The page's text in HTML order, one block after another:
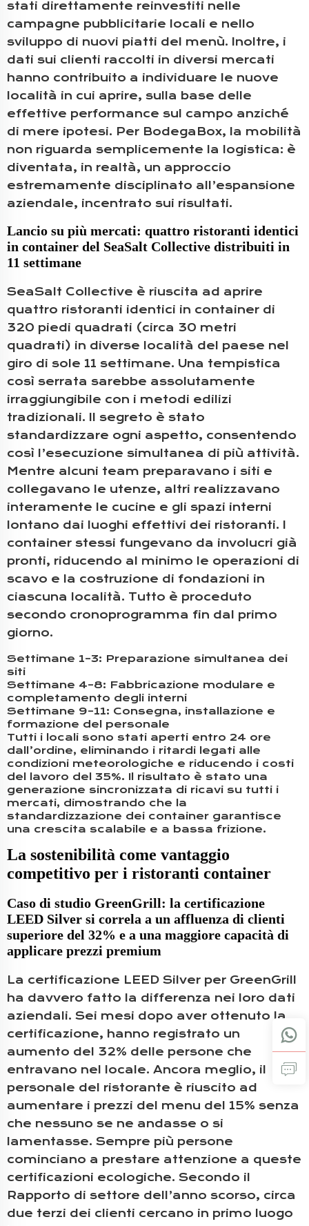
stati direttamente reinvestiti nelle
campagne pubblicitarie locali e nello
sviluppo di nuovi piatti del menù. Inoltre, i
dati sui clienti raccolti in diversi mercati
hanno contribuito a individuare le nuove
località in cui aprire, sulla base delle
effettive performance sul campo anziché
di mere ipotesi. Per BodegaBox, la mobilità
non riguarda semplicemente la logistica: è
diventata, in realtà, un approccio
estremamente disciplinato all’espansione
aziendale, incentrato sui risultati.
Lancio su più mercati: quattro ristoranti identici
in container del SeaSalt Collective distribuiti in
11 settimane
SeaSalt Collective è riuscita ad aprire
quattro ristoranti identici in container di
320 piedi quadrati (circa 30 metri
quadrati) in diverse località del paese nel
giro di sole 11 settimane. Una tempistica
così serrata sarebbe assolutamente
irraggiungibile con i metodi edilizi
tradizionali. Il segreto è stato
standardizzare ogni aspetto, consentendo
così l’esecuzione simultanea di più attività.
Mentre alcuni team preparavano i siti e
collegavano le utenze, altri realizzavano
interamente le cucine e gli spazi interni
lontano dai luoghi effettivi dei ristoranti. I
container stessi fungevano da involucri già
pronti, riducendo al minimo le operazioni di
scavo e la costruzione di fondazioni in
ciascuna località. Tutto è proceduto
secondo cronoprogramma fin dal primo
giorno.
Settimane 1–3: Preparazione simultanea dei
siti
Settimane 4–8: Fabbricazione modulare e
completamento degli interni
Settimane 9–11: Consegna, installazione e
formazione del personale
Tutti i locali sono stati aperti entro 24 ore
dall’ordine, eliminando i ritardi legati alle
condizioni meteorologiche e riducendo i costi
del lavoro del 35%. Il risultato è stato una
generazione sincronizzata di ricavi su tutti i
mercati, dimostrando che la
standardizzazione dei container garantisce
una crescita scalabile e a bassa frizione.
La sostenibilità come vantaggio
competitivo per i ristoranti container
Caso di studio GreenGrill: la certificazione
LEED Silver si correla a un affluenza di clienti
superiore del 32% e a una maggiore capacità di
applicare prezzi premium
La certificazione LEED Silver per GreenGrill
ha davvero fatto la differenza nei loro dati
aziendali. Sei mesi dopo aver ottenuto la
certificazione, hanno registrato un
aumento del 32% delle persone che
entravano nel locale. Ancora meglio, il
personale del ristorante è riuscito ad
aumentare i prezzi del menu del 15% senza
che nessuno se ne andasse o si
lamentasse. Sempre più persone
cominciano a prestare attenzione a queste
certificazioni ecologiche. Secondo il
Rapporto di settore dell’anno scorso, circa
due terzi dei clienti cercano in primo luogo